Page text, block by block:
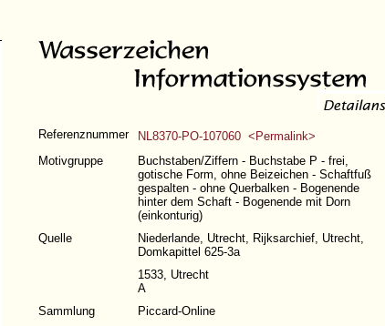
Referenznummer
NL8370-PO-107060 <Permalink>
Motivgruppe
Buchstaben/Ziffern - Buchstabe P - frei,
gotische Form, ohne Beizeichen - Schaftfuß
gespalten - ohne Querbalken - Bogenende
hinter dem Schaft - Bogenende mit Dorn
(einkonturig)
Quelle
Niederlande, Utrecht, Rijksarchief, Utrecht,
Domkapittel 625-3a
1533, Utrecht
A
Sammlung
Piccard-Online